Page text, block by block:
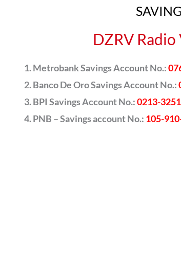
DZRV
Metrobank Savings Account No.:
Banco De Oro Savings Account No.:
BPI Savings Account No.:0213-
PNB – Savings account No.: 105-